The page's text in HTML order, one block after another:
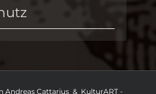
Andreas Cattarius & KulturART -